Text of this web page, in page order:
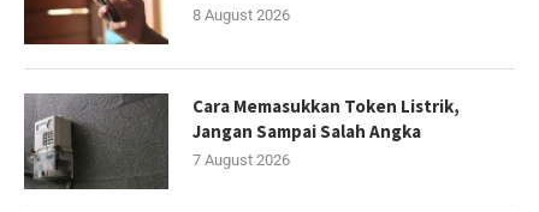
8 August 2026
Cara Memasukkan Token Listrik,
Jangan Sampai Salah Angka
7 August 2026